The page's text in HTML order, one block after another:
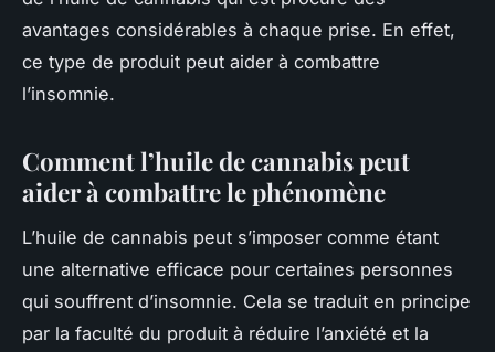
avantages considérables à chaque prise. En effet,
ce type de produit peut aider à combattre
l’insomnie.
Comment l’huile de cannabis peut
aider à combattre le phénomène
L’huile de cannabis peut s’imposer comme étant
une alternative efficace pour certaines personnes
qui souffrent d’insomnie. Cela se traduit en principe
par la faculté du produit à réduire l’anxiété et la